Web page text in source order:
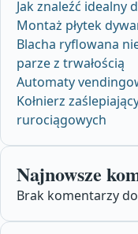
Jak znaleźć idealny
Montaż płytek
Blacha ryflowana
parze z trwałością
Automaty
Kołnierz
rurociągowych
Najnowsze
Brak komentarzy